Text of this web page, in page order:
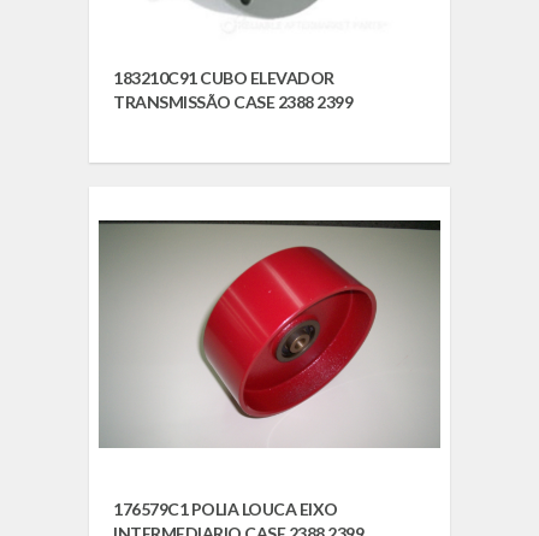
183210C91 CUBO ELEVADOR
TRANSMISSÃO CASE 2388 2399
176579C1 POLIA LOUCA EIXO